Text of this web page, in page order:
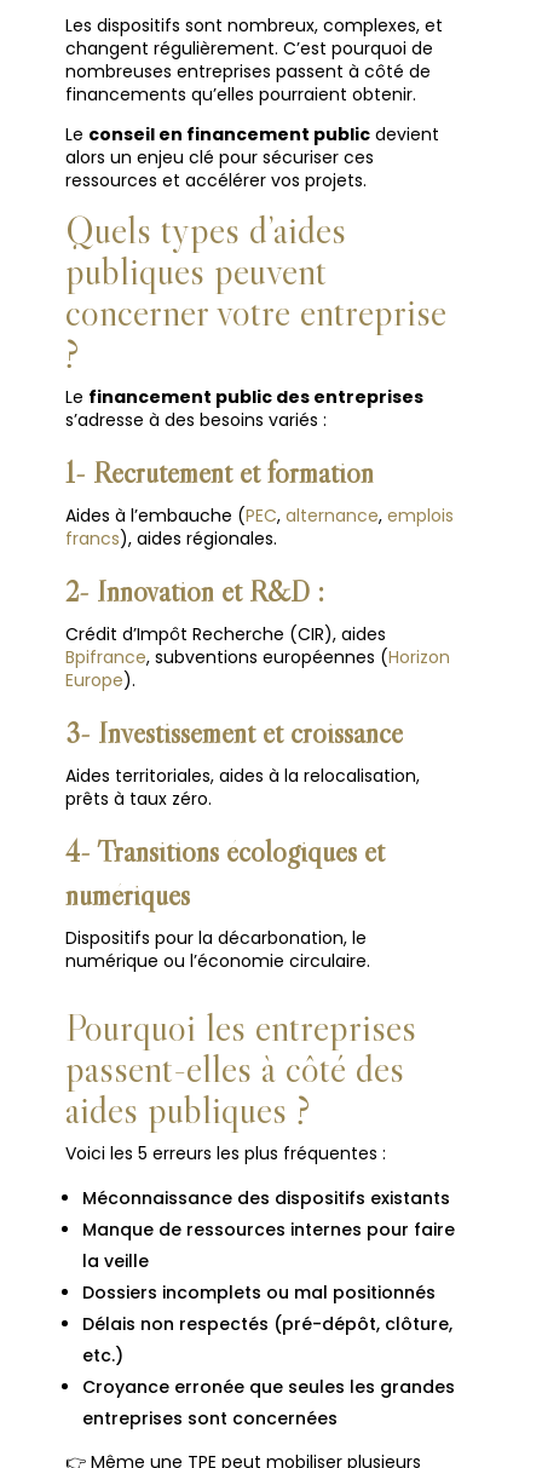
Les dispositifs sont nombreux, complexes, et
changent régulièrement. C’est pourquoi de
nombreuses entreprises passent à côté de
financements qu’elles pourraient obtenir.
Le conseil en financement public devient
alors un enjeu clé pour sécuriser ces
ressources et accélérer vos projets.
Quels types d’aides
publiques peuvent
concerner votre entreprise
?
Le financement public des entreprises
s’adresse à des besoins variés :
1- Recrutement et formation
Aides à l’embauche (PEC, alternance, emplois
francs), aides régionales.
2- Innovation et R&D :
Crédit d’Impôt Recherche (CIR), aides
Bpifrance, subventions européennes (Horizon
Europe).
3- Investissement et croissance
Aides territoriales, aides à la relocalisation,
prêts à taux zéro.
4- Transitions écologiques et
numériques
Dispositifs pour la décarbonation, le
numérique ou l’économie circulaire.
Pourquoi les entreprises
passent-elles à côté des
aides publiques ?
Voici les 5 erreurs les plus fréquentes :
Méconnaissance des dispositifs existants
Manque de ressources internes pour faire
la veille
Dossiers incomplets ou mal positionnés
Délais non respectés (pré-dépôt, clôture,
etc.)
Croyance erronée que seules les grandes
entreprises sont concernées
👉 Même une TPE peut mobiliser plusieurs